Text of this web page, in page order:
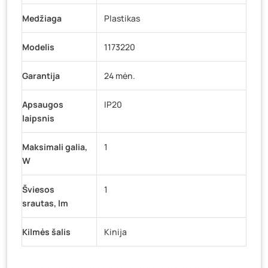
Medžiaga Plastikas
Modelis 1173220
Garantija 24 mėn.
Apsaugos
laipsnis
IP20
Maksimali galia,
W
1
Šviesos
srautas, lm
1
Kilmės šalis Kinija